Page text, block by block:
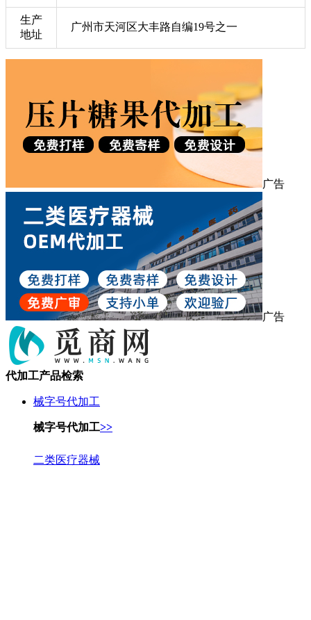
生产
地址
广州市天河区大丰路自编19号之一
广告
广告
代加工产品检索
械字号代加工
械字号代加工>>
二类医疗器械